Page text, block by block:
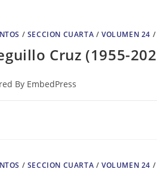
/ SECCION CUARTA /VOLUMEN 24 /
Cruz (1955-
By EmbedPress
/ SECCION CUARTA /VOLUMEN 24 /